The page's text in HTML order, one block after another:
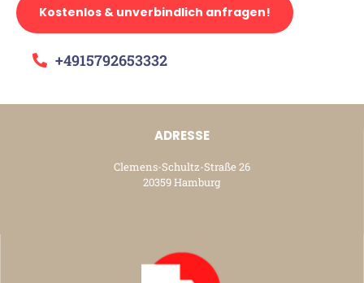
Kostenlos & unverbindlich anfragen!
+4915792653332
ADRESSE
Clemens-Schultz-Straße 26
20359 Hamburg